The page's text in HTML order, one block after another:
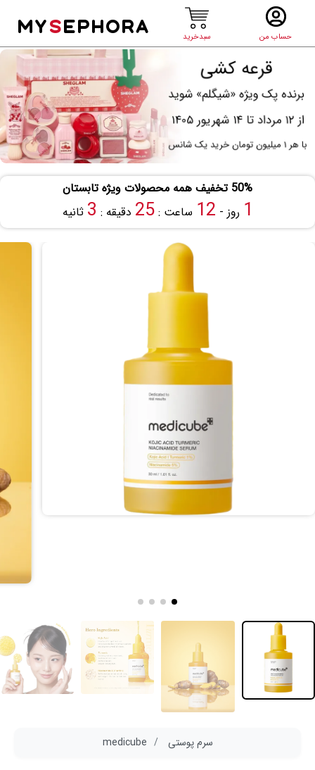
حساب من سبدخرید
MYSEPHORA
50% تخفیف همه محصولات ویژه تابستان
1 روز - 12 ساعت :25 دقیقه : 2 ثانیه
سرم پوستی medicube